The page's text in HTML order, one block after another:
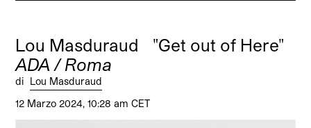
Lou Masduraud "Get out of Here"
ADA / Roma
di Lou Masduraud
12 Marzo 2024, 10:28 am CET